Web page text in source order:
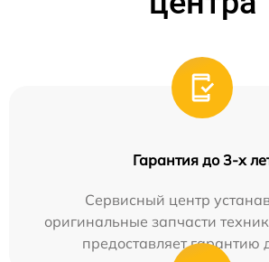
Гарантия до 3-х
Сервисный центр
оригинальные запчасти
предоставляет гарантию